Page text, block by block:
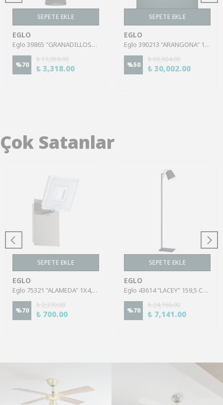
SEPETE EKLE
EGLO
Eglo 39865 "GRANADILLOS" 110 Cm Yüksekliğinde Çelik Siyah Sarkıt Avize
%70
₺ 11,059.00
₺ 3,318.00
SEPETE EKLE
EGLO
Eglo 390213 "ARANGONA" 150 Cm Yüksekliğinde Çelik Siyah Sarkıt Avize
%50
₺ 60,004.00
₺ 30,002.00
Çok Satanlar
SEPETE EKLE
EGLO
Eglo 75321 "ALAMEDA" 1X4,5W Çelik Nikel Mat Sıva Üstü Spot
%70
₺ 2,370.00
₺ 700.00
SEPETE EKLE
EGLO
Eglo 43614 "LACEY" 159,5 Cm Yüksekliğinde Çelik, Ahşap Köşe Lambası Lambader
%70
₺ 24,166.00
₺ 7,141.00